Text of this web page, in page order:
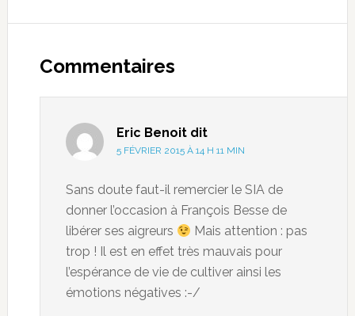
Commentaires
Eric Benoit dit
5 FÉVRIER 2015 À 14 H 11 MIN
Sans doute faut-il remercier le SIA de
donner l’occasion à François Besse de
libérer ses aigreurs
Mais attention : pas
trop ! Il est en effet très mauvais pour
l’espérance de vie de cultiver ainsi les
émotions négatives :-/